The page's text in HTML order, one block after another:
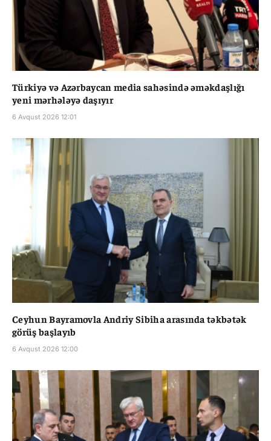
Türkiyə və Azərbaycan media sahəsində əməkdaşlığı
yeni mərhələyə daşıyır
6 Avqust 2026 12:01
Ceyhun Bayramovla Andriy Sibiha arasında təkbətək
görüş başlayıb
6 Avqust 2026 12:00